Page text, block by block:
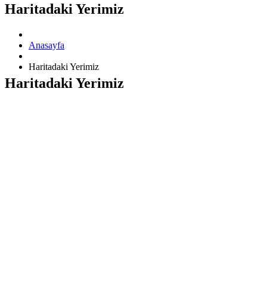
Haritadaki Yerimiz
Anasayfa
Haritadaki Yerimiz
Haritadaki Yerimiz